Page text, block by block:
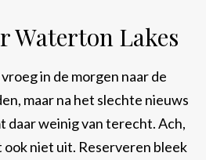
Waterton Lakes
in de morgen naar de
maar na het slechte nieuws
daar weinig van terecht. Ach,
niet uit. Reserveren bleek